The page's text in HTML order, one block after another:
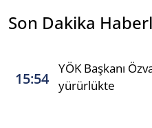
Son Dakika
15:54
YÖK Başkanı
yürürlükte